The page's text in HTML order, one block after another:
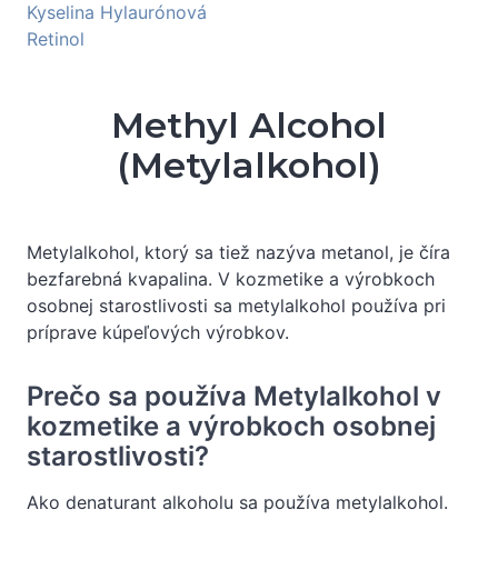
Kyselina Hylaurónová
Retinol
Methyl Alcohol
(Metylalkohol)
Metylalkohol, ktorý sa tiež nazýva metanol, je číra
bezfarebná kvapalina. V kozmetike a výrobkoch
osobnej starostlivosti sa metylalkohol používa pri
príprave kúpeľových výrobkov.
Prečo sa používa Metylalkohol v
kozmetike a výrobkoch osobnej
starostlivosti?
Ako denaturant alkoholu sa používa metylalkohol.